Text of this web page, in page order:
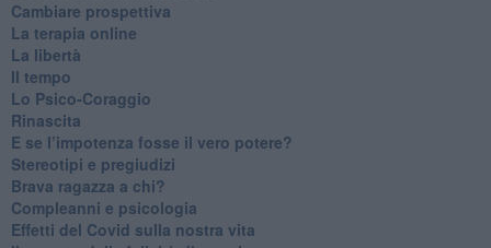
​Cambiare prospettiva
La terapia online
La libertà
​Il tempo
​Lo Psico-Coraggio
Rinascita
​E se l’impotenza fosse il vero potere?
Stereotipi e pregiudizi
​Brava ragazza a chi?
​Compleanni e psicologia
Effetti del Covid sulla nostra vita